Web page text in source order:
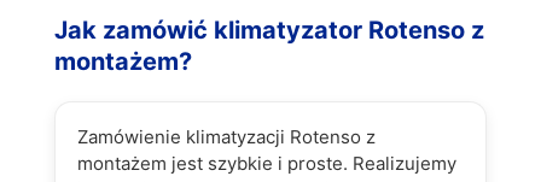
Jak zamówić klimatyzator Rotenso z
montażem?
Zamówienie klimatyzacji Rotenso z
montażem jest szybkie i proste. Realizujemy